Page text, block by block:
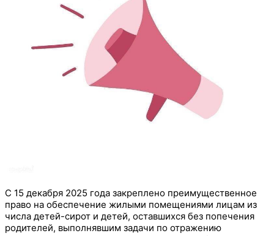
С 15 декабря 2025 года закреплено преимущественное
право на обеспечение жилыми помещениями лицам из
числа детей-сирот и детей, оставшихся без попечения
родителей, выполнявшим задачи по отражению